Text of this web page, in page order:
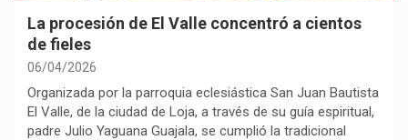
La procesión de El Valle concentró a cientos
de fieles
06/04/2026
Organizada por la parroquia eclesiástica San Juan Bautista
El Valle, de la ciudad de Loja, a través de su guía espiritual,
padre Julio Yaguana Guajala, se cumplió la tradicional